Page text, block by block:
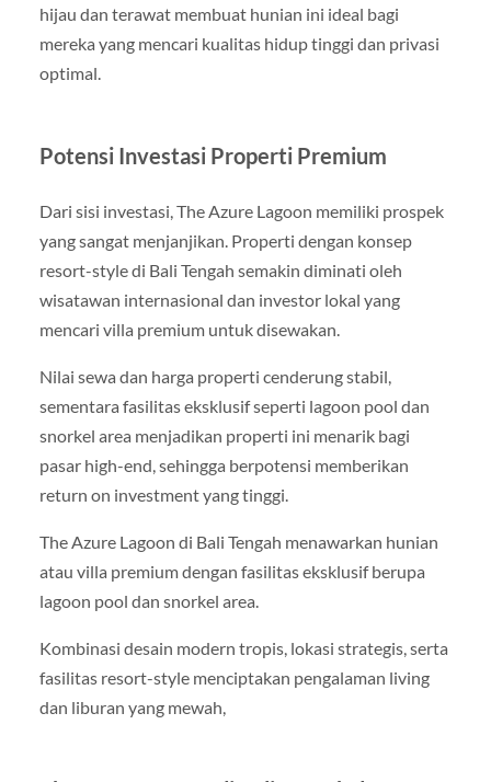
hijau dan terawat membuat hunian ini ideal bagi
mereka yang mencari kualitas hidup tinggi dan privasi
optimal.
Potensi Investasi Properti Premium
Dari sisi investasi, The Azure Lagoon memiliki prospek
yang sangat menjanjikan. Properti dengan konsep
resort-style di Bali Tengah semakin diminati oleh
wisatawan internasional dan investor lokal yang
mencari villa premium untuk disewakan.
Nilai sewa dan harga properti cenderung stabil,
sementara fasilitas eksklusif seperti lagoon pool dan
snorkel area menjadikan properti ini menarik bagi
pasar high-end, sehingga berpotensi memberikan
return on investment yang tinggi.
The Azure Lagoon di Bali Tengah menawarkan hunian
atau villa premium dengan fasilitas eksklusif berupa
lagoon pool dan snorkel area.
Kombinasi desain modern tropis, lokasi strategis, serta
fasilitas resort-style menciptakan pengalaman living
dan liburan yang mewah,